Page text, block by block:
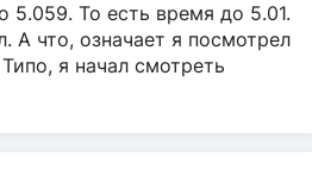
5.059. То есть время до 5.01.
А что, означает я посмотрел
я начал смотреть